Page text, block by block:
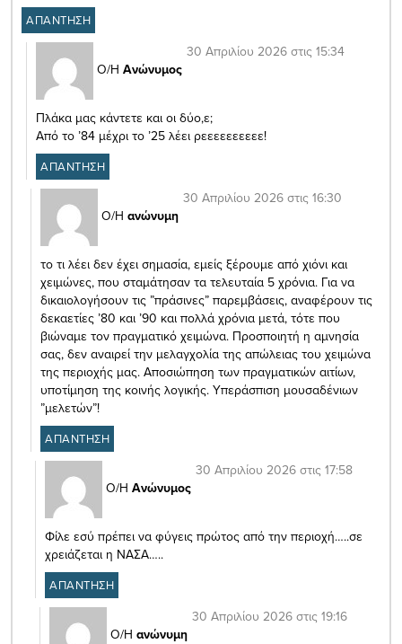
ΑΠΑΝΤΗΣΗ
Ο/Η Ανώνυμος
30 Απριλίου 2026 στις 15:34
Πλάκα μας κάντετε και οι δύο,ε;
Από το ’84 μέχρι το ’25 λέει ρεεεεεεεεεε!
ΑΠΑΝΤΗΣΗ
Ο/Η ανώνυμη
30 Απριλίου 2026 στις 16:30
το τι λέει δεν έχει σημασία, εμείς ξέρουμε από χιόνι και
χειμώνες, που σταμάτησαν τα τελευταία 5 χρόνια. Για να
δικαιολογήσουν τις ”πράσινες” παρεμβάσεις, αναφέρουν τις
δεκαετίες ’80 και ’90 και πολλά χρόνια μετά, τότε που
βιώναμε τον πραγματικό χειμώνα. Προσποιητή η αμνησία
σας, δεν αναιρεί την μελαγχολία της απώλειας του χειμώνα
της περιοχής μας. Αποσιώπηση των πραγματικών αιτίων,
υποτίμηση της κοινής λογικής. Υπεράσπιση μουσαδένιων
”μελετών”!
ΑΠΑΝΤΗΣΗ
Ο/Η Ανώνυμος
30 Απριλίου 2026 στις 17:58
Φίλε εσύ πρέπει να φύγεις πρώτος από την περιοχή…..σε
χρειάζεται η ΝΑΣΑ…..
ΑΠΑΝΤΗΣΗ
Ο/Η ανώνυμη
30 Απριλίου 2026 στις 19:16